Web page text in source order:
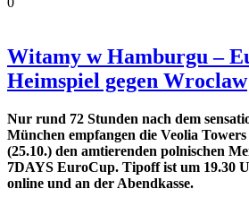
Witamy w Hamburgu –
Heimspiel gegen Wroclaw
Nur rund 72 Stunden nach dem
München empfangen die Veolia
(25.10.) den amtierenden polnischen
7DAYS EuroCup. Tipoff ist um 19.30
online und an der Abendkasse.